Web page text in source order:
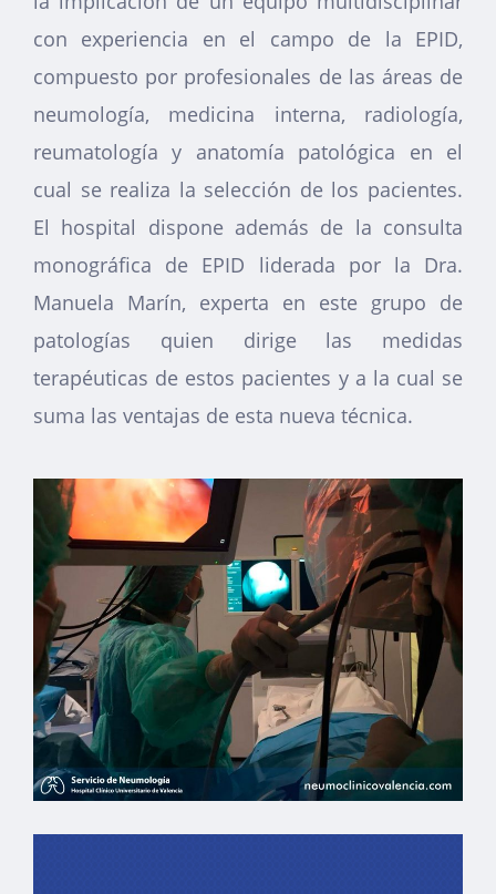
con experiencia en el campo de la EPID,
compuesto por profesionales de las áreas de
neumología, medicina interna, radiología,
reumatología y anatomía patológica en el
cual se realiza la selección de los pacientes.
El hospital dispone además de la consulta
monográfica de EPID liderada por la Dra.
Manuela Marín, experta en este grupo de
patologías quien dirige las medidas
terapéuticas de estos pacientes y a la cual se
suma las ventajas de esta nueva técnica.